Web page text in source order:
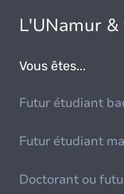
L'UNamur &
Vous êtes...
Futur étudiant
Futur étudiant
Doctorant ou